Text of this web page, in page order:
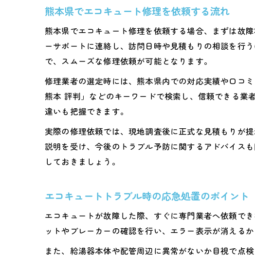
エ
熊本県でエコキュート修理を依頼する流れ
熊本県でエコキュート修理を依頼する場合、まずは故
ーサポートに連絡し、訪問日時や見積もりの相談を行
で、スムーズな修理依頼が可能となります。
修理業者の選定時には、熊本県内での対応実績や口コ
熊本 評判」などのキーワードで検索し、信頼できる業
違いも把握できます。
実際の修理依頼では、現地調査後に正式な見積もりが
説明を受け、今後のトラブル予防に関するアドバイス
しておきましょう。
エコキュートトラブル時の応急処置のポイント
エコキュートが故障した際、すぐに専門業者へ依頼で
ットやブレーカーの確認を行い、エラー表示が消える
また、給湯器本体や配管周辺に異常がないか目視で点